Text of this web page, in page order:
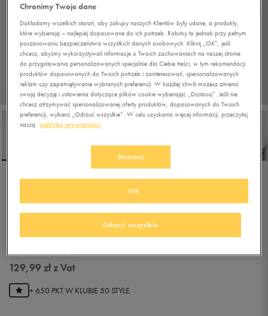
ESSENTIAL OVERHEAD
HOODIE WOMEN'S
129,99 złz Vat
+ 650 PKT W KLUBIE 50 STYLE
Chronimy Twoje dane
Dokładamy wszelkich starań, aby zakupy naszych Klientów były udane, a produkty,
które wybierają – najlepiej dopasowane do ich potrzeb. Robimy to jednak przy pełnym
poszanowaniu bezpieczeństwa wszystkich danych osobowych. Kliknij „OK”, jeśli
chcesz, abyśmy wykorzystywali informacje o Twoich zachowaniach na naszej stronie
do przygotowania personalizowanych specjalnie dla Ciebie treści, w tym rekomendacji
produktów dopasowanych do Twoich potrzeb i zainteresowań, spersonalizowanych
reklam czy zapamiętywanie wybranych preferencji. W każdej chwili możesz zmienić
swoją decyzję i ustawienia dotyczące plików cookie wybierając „Dostosuj”. Jeśli nie
chcesz otrzymywać spersonalizowanej oferty produktów, dopasowanych do Twoich
preferencji, wybierz „Odrzuć wszystkie”. W celu uzyskania więcej informacji, przeczytaj
naszą
politykę prywatności.
Dostosuj
Odrzuć wszystkie
OK